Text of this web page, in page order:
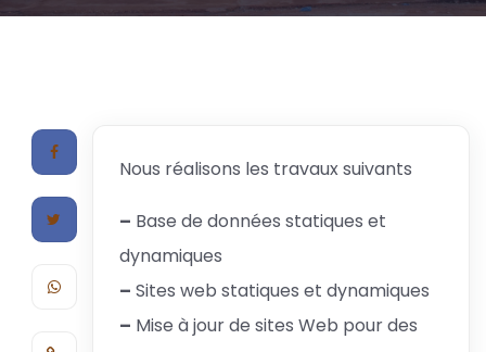
Nous réalisons les travaux suivants
– Base de données statiques et
dynamiques
– Sites web statiques et dynamiques
– Mise à jour de sites Web pour des